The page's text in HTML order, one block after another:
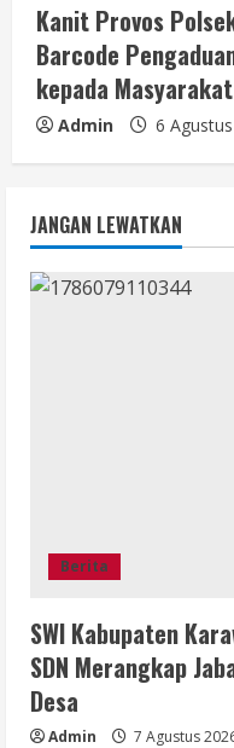
Kanit Provos
Barcode
kepada
Admin 6
JANGAN LEWATKAN
Berita
SWI Kabupaten
SDN Merangkap
Desa
Admin 7 Agustus